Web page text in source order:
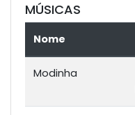
MÚSICAS
Nome
Modinha